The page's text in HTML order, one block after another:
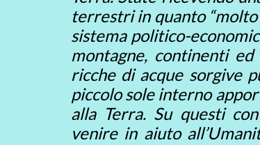
terrestri in quanto
sistema politico-
montagne, continenti
ricche di acque sorgive
piccolo sole interno
alla Terra. Su questi
venire in aiuto